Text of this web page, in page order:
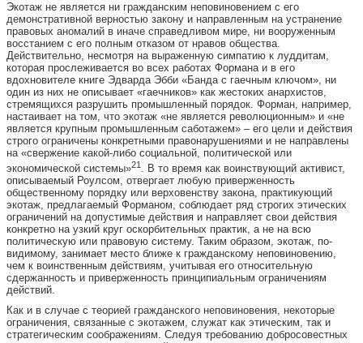
Экотаж не является ни гражданским неповиновением с его
демонстративной верностью закону и направленным на устранение
правовых аномалий в иначе справедливом мире, ни вооруженным
восстанием с его полным отказом от нравов общества.
Действительно, несмотря на выраженную симпатию к луддитам,
которая прослеживается во всех работах Формана и в его
вдохновителе книге Эдварда Эбби «Банда с гаечным ключом», ни
один из них не описывает «гаечников» как жестоких анархистов,
стремящихся разрушить промышленный порядок. Форман, например,
настаивает на том, что экотаж «не является революционным» и «не
является крупным промышленным саботажем» – его цели и действия
строго ограничены конкретными правонарушениями и не направлены
на «свержение какой-либо социальной, политической или
экономической системы»21 . В то время как воинствующий активист,
описываемый Роулсом, отвергает любую приверженность
общественному порядку или верховенству закона, практикующий
экотаж, предлагаемый Форманом, соблюдает ряд строгих этических
ограничений на допустимые действия и направляет свои действия
конкретно на узкий круг оскорбительных практик, а не на всю
политическую или правовую систему. Таким образом, экотаж, по-
видимому, занимает место ближе к гражданскому неповиновению,
чем к воинственным действиям, учитывая его относительную
сдержанность и приверженность принципиальным ограничениям
действий.
Как и в случае с теорией гражданского неповиновения, некоторые
ограничения, связанные с экотажем, служат как этическим, так и
стратегическим соображениям. Следуя требованию добросовестных